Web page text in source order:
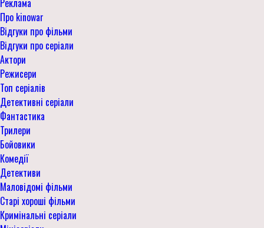
Реклама
Про kinowar
Відгуки про фільми
Відгуки про серіали
Актори
Режисери
Топ серіалів
Детективні серіали
Фантастика
Трилери
Бойовики
Комедії
Детективи
Маловідомі фільми
Старі хороші фільми
Кримінальні серіали